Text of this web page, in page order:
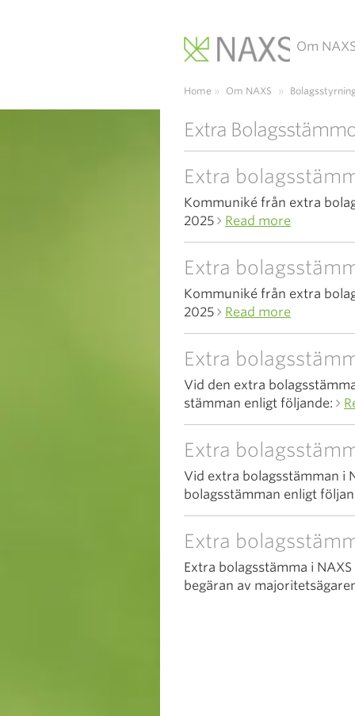
Om NAXS
Home » Om NAXS »
Extra
Extra
Kommuniké från extra
2025
Read more
Extra
Kommuniké från extra
2025
Read more
Extra
Vid den extra
stämman enligt följande:
Extra
Vid extra bolagsstämman i
bolagsstämman enligt
Extra
Extra bolagsstämma i
begäran av